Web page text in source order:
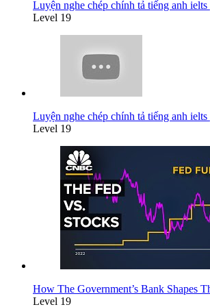
Luyện nghe chép chính tả tiếng anh
Level 19
Luyện nghe chép chính tả tiếng anh
Level 19
How The Government’s Bank Shapes
Level 19